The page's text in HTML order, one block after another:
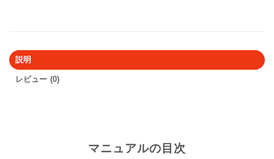
説明
レビュー (0)
マニュアルの目次